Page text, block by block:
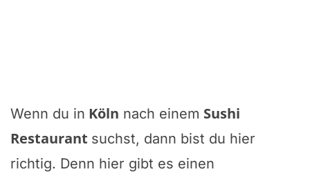
Wenn du in Köln nach einem Sushi
Restaurant suchst, dann bist du hier
richtig. Denn hier gibt es einen